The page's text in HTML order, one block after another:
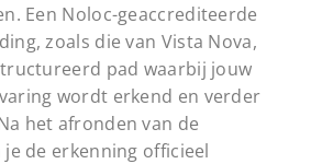
Een Noloc-geaccrediteerde
zoals die van Vista Nova,
pad waarbij jouw
wordt erkend en verder
het afronden van de
de erkenning officieel